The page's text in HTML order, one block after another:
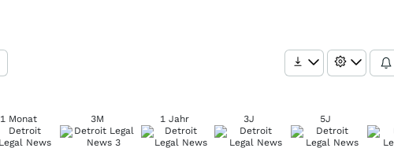
1 Monat 3M 1 Jahr 3J 5J